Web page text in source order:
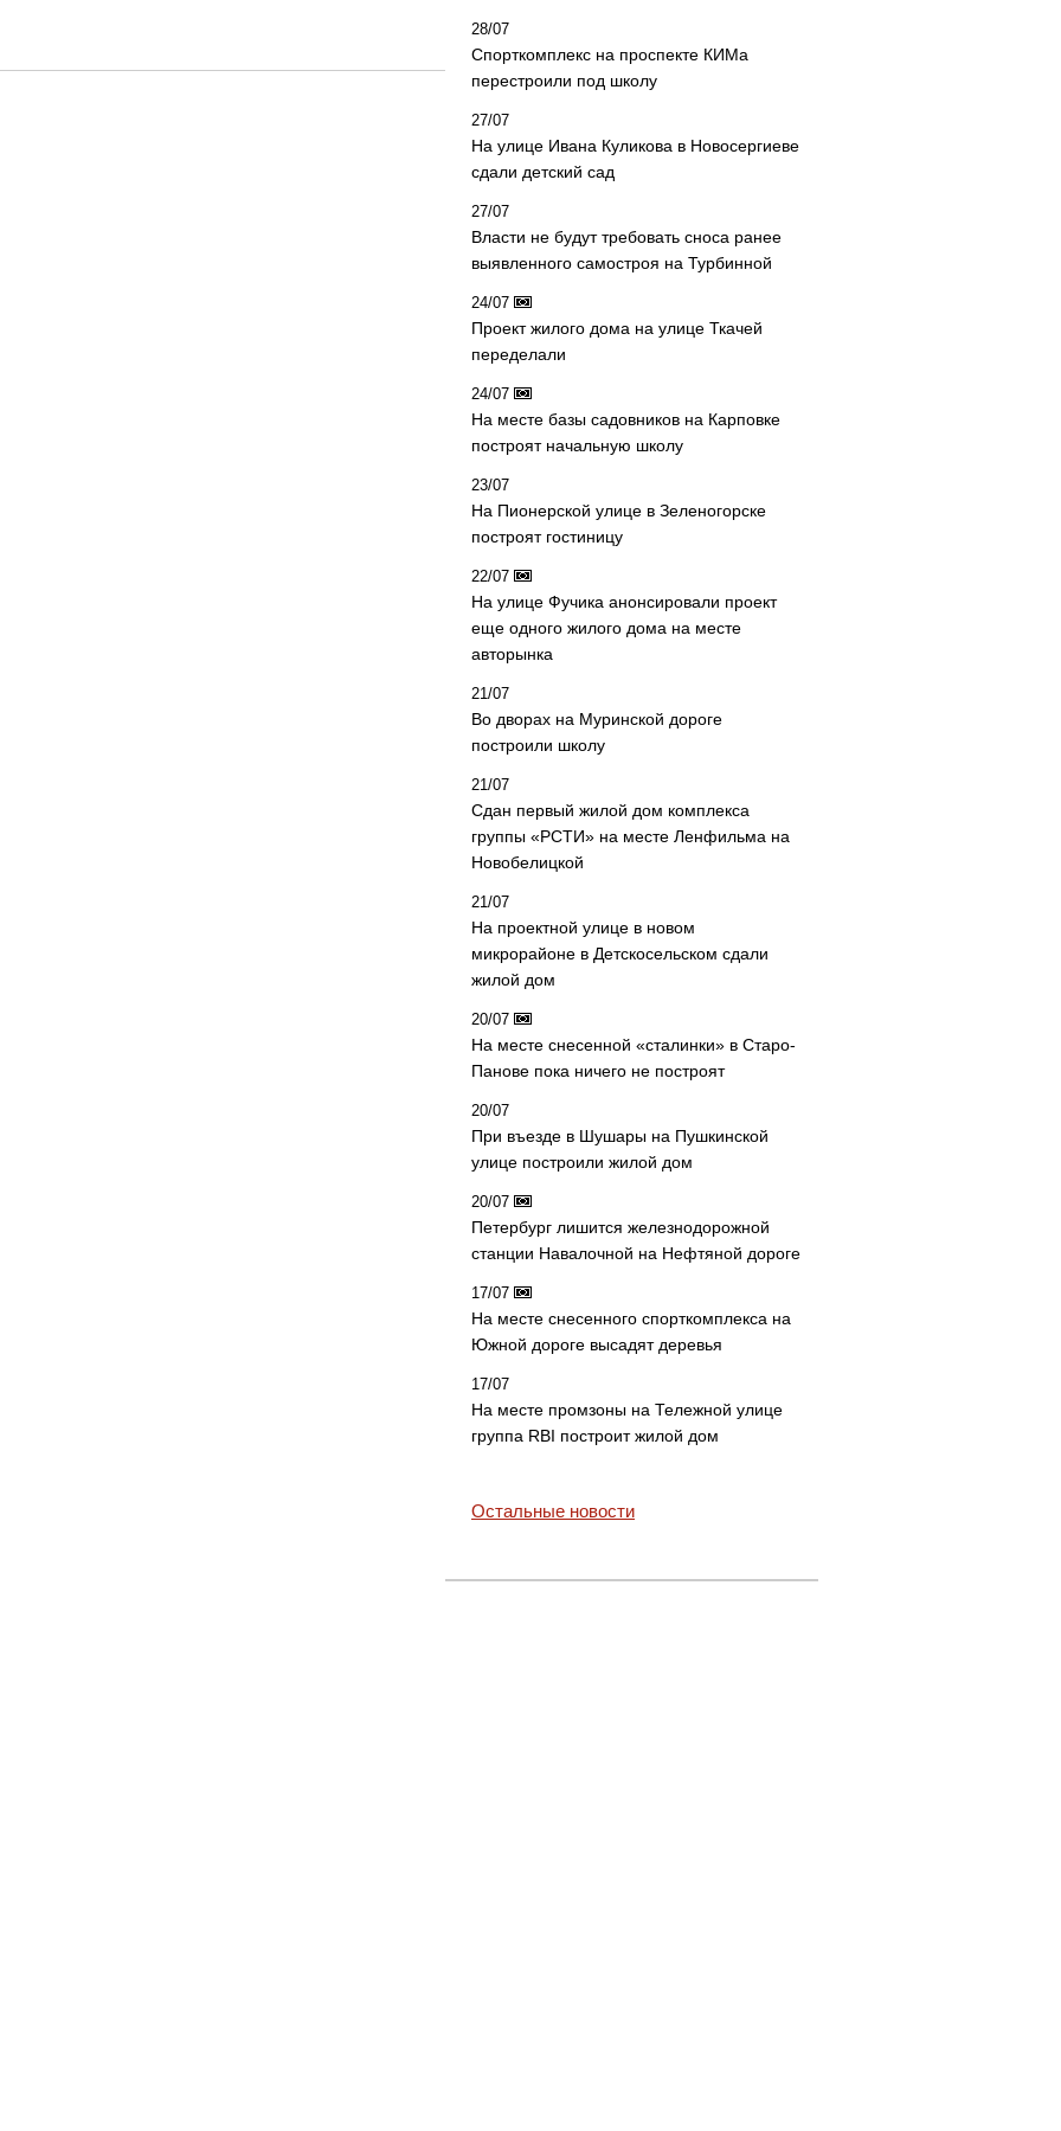
28/07
Спорткомплекс на проспекте КИМа
перестроили под школу
27/07
На улице Ивана Куликова в Новосергиеве
сдали детский сад
27/07
Власти не будут требовать сноса ранее
выявленного самостроя на Турбинной
24/07
Проект жилого дома на улице Ткачей
переделали
24/07
На месте базы садовников на Карповке
построят начальную школу
23/07
На Пионерской улице в Зеленогорске
построят гостиницу
22/07
На улице Фучика анонсировали проект
еще одного жилого дома на месте
авторынка
21/07
Во дворах на Муринской дороге
построили школу
21/07
Сдан первый жилой дом комплекса
группы «РСТИ» на месте Ленфильма на
Новобелицкой
21/07
На проектной улице в новом
микрорайоне в Детскосельском сдали
жилой дом
20/07
На месте снесенной «сталинки» в Старо-
Панове пока ничего не построят
20/07
При въезде в Шушары на Пушкинской
улице построили жилой дом
20/07
Петербург лишится железнодорожной
станции Навалочной на Нефтяной дороге
17/07
На месте снесенного спорткомплекса на
Южной дороге высадят деревья
17/07
На месте промзоны на Тележной улице
группа RBI построит жилой дом
Остальные новости